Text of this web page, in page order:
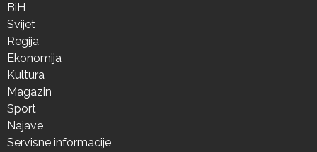
BiH
Svijet
Regija
Ekonomija
Kultura
Magazin
Sport
Najave
Servisne informacije